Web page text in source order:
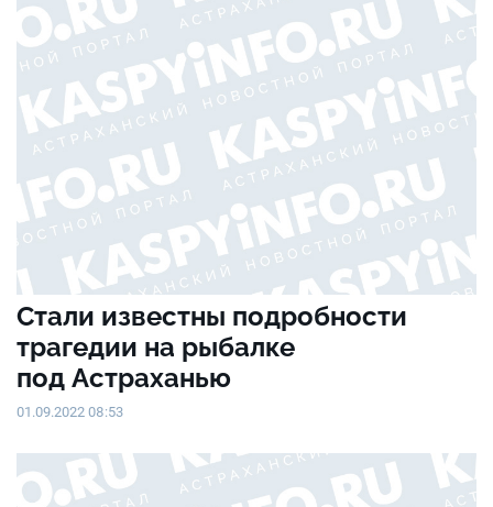
Стали известны подробности
трагедии на рыбалке
под Астраханью
01.09.2022 08:53